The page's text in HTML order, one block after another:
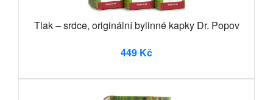
Tlak – srdce, originální bylinné kapky Dr. Popov
449 Kč